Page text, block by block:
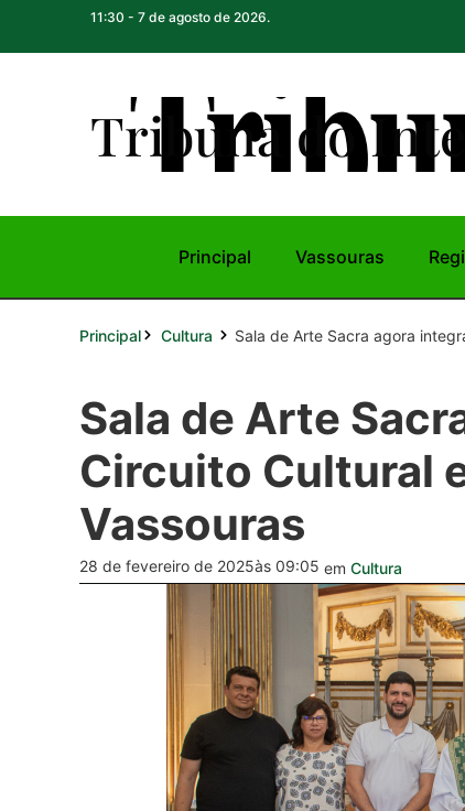
11:30 - 7 de agosto de 2026.
Tribuna do Inte
Principal Vassouras
Principal Cultura Sala de Arte Sacra agora
Sala de Arte
Circuito Cultural
Vassouras
28 de fevereiro de 2025às 09:05 em Cultura